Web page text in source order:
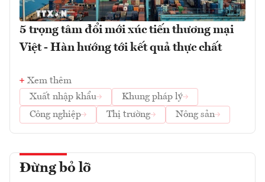
5 trọng tâm đổi mới xúc tiến thương mại
Việt - Hàn hướng tới kết quả thực chất
Xem thêm
Xuất nhập khẩu
Khung pháp lý
Công nghiệp
Thị trường Nông sản
Đừng bỏ lỡ